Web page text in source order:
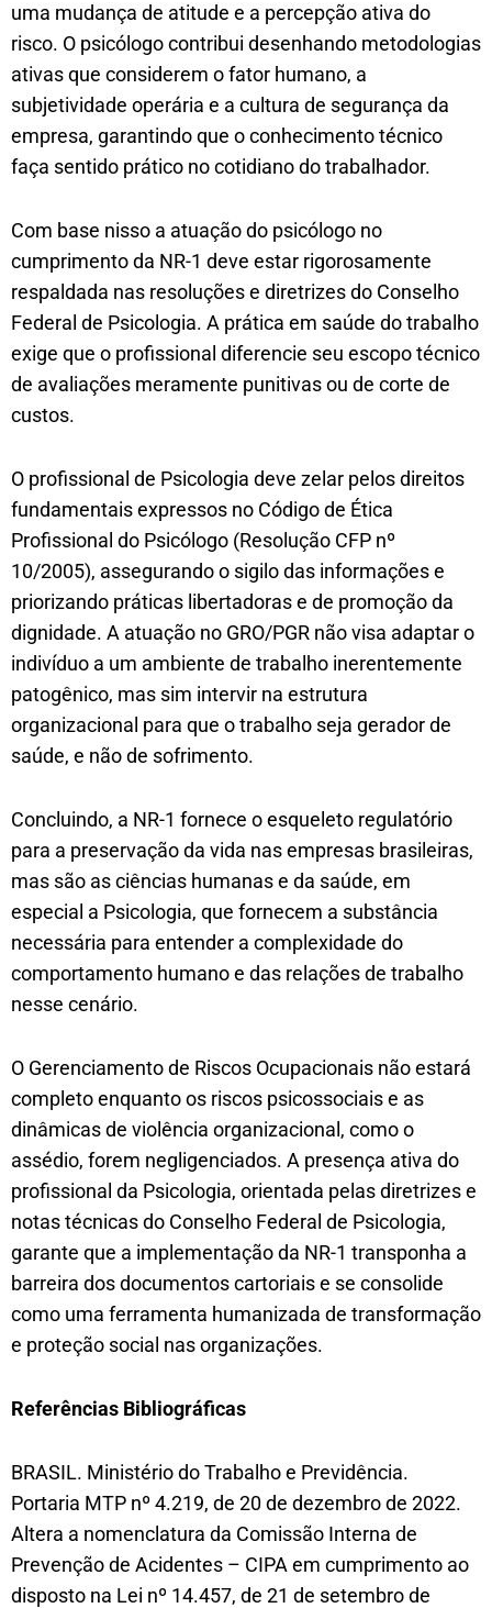
uma mudança de atitude e a percepção ativa do
risco. O psicólogo contribui desenhando metodologias
ativas que considerem o fator humano, a
subjetividade operária e a cultura de segurança da
empresa, garantindo que o conhecimento técnico
faça sentido prático no cotidiano do trabalhador.
Com base nisso a atuação do psicólogo no
cumprimento da NR-1 deve estar rigorosamente
respaldada nas resoluções e diretrizes do Conselho
Federal de Psicologia. A prática em saúde do trabalho
exige que o profissional diferencie seu escopo técnico
de avaliações meramente punitivas ou de corte de
custos.
O profissional de Psicologia deve zelar pelos direitos
fundamentais expressos no Código de Ética
Profissional do Psicólogo (Resolução CFP nº
10/2005), assegurando o sigilo das informações e
priorizando práticas libertadoras e de promoção da
dignidade. A atuação no GRO/PGR não visa adaptar o
indivíduo a um ambiente de trabalho inerentemente
patogênico, mas sim intervir na estrutura
organizacional para que o trabalho seja gerador de
saúde, e não de sofrimento.
Concluindo, a NR-1 fornece o esqueleto regulatório
para a preservação da vida nas empresas brasileiras,
mas são as ciências humanas e da saúde, em
especial a Psicologia, que fornecem a substância
necessária para entender a complexidade do
comportamento humano e das relações de trabalho
nesse cenário.
O Gerenciamento de Riscos Ocupacionais não estará
completo enquanto os riscos psicossociais e as
dinâmicas de violência organizacional, como o
assédio, forem negligenciados. A presença ativa do
profissional da Psicologia, orientada pelas diretrizes e
notas técnicas do Conselho Federal de Psicologia,
garante que a implementação da NR-1 transponha a
barreira dos documentos cartoriais e se consolide
como uma ferramenta humanizada de transformação
e proteção social nas organizações.
Referências Bibliográficas
BRASIL. Ministério do Trabalho e Previdência.
Portaria MTP nº 4.219, de 20 de dezembro de 2022.
Altera a nomenclatura da Comissão Interna de
Prevenção de Acidentes – CIPA em cumprimento ao
disposto na Lei nº 14.457, de 21 de setembro de